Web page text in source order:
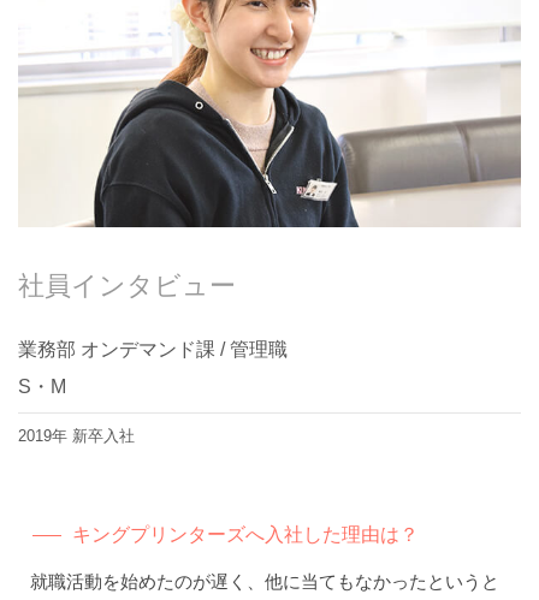
社員インタビュー
業務部 オンデマンド課 / 管理職
S・M
2019年 新卒入社
キングプリンターズへ入社した理由は？
就職活動を始めたのが遅く、他に当てもなかったというと